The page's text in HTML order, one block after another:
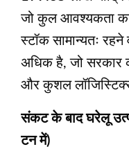
जो कुल आवश्यकता
स्टॉक सामान्यतः
अधिक है, जो सरकार
और कुशल
संकट के बाद घरेलू
टन में)